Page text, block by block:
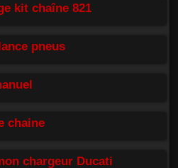
kit chaîne 821
pneus
chaine
chargeur Ducati